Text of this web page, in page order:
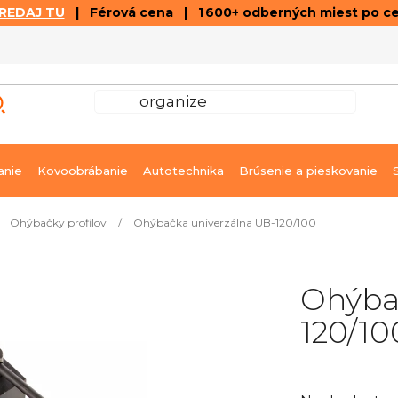
TU | Férová cena | 1 600+ odberných miest po
Kovoobrábanie Autotechnika Brúsenie a pieskovanie
Ohýbačky profilov / Ohýbačka univerzálna UB-120/100
120/